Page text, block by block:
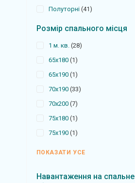
Полуторні 41
Розмір спального місця
1 м. кв. 28
65х180 1
65х190 1
70х190 33
70х200 7
75х180 1
75х190 1
ПОКАЗАТИ УСЕ
Навантаження на спальне